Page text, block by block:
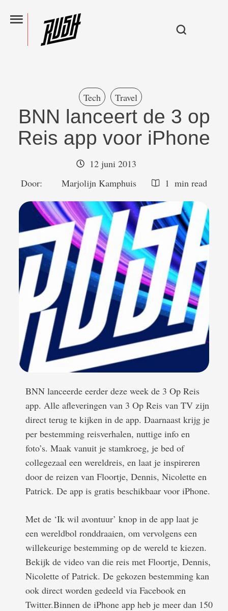
Tech Travel
BNN lanceert de 3 op
Reis app voor iPhone
12 juni 2013
Door:
Marjolijn Kamphuis 1 min read
BNN lanceerde eerder deze week de 3 Op Reis
app. Alle afleveringen van 3 Op Reis van TV zijn
direct terug te kijken in de app. Daarnaast krijg je
per bestemming reisverhalen, nuttige info en
foto’s. Maak vanuit je stamkroeg, je bed of
collegezaal een wereldreis, en laat je inspireren
door de reizen van Floortje, Dennis, Nicolette en
Patrick. De app is gratis beschikbaar voor iPhone.
Met de ‘Ik wil avontuur’ knop in de app laat je
een wereldbol ronddraaien, om vervolgens een
willekeurige bestemming op de wereld te kiezen.
Bekijk de video van die reis met Floortje, Dennis,
Nicolette of Patrick. De gekozen bestemming kan
ook direct worden gedeeld via Facebook en
Twitter.Binnen de iPhone app heb je meer dan 150
Volgende artikel
Vind een
reisgenootje via